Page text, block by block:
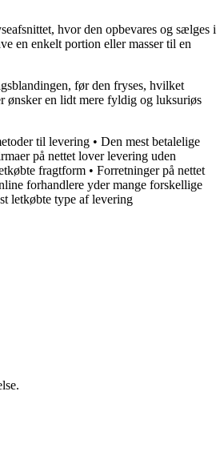
hvor den opbevares og sælges i
en enkelt portion eller masser til en
før den fryses, hvilket
ønsker en lidt mere fyldig og luksuriøs
til levering • Den mest betalelige
på nettet lover levering uden
fragtform • Forretninger på nettet
forhandlere yder mange forskellige
letkøbte type af levering